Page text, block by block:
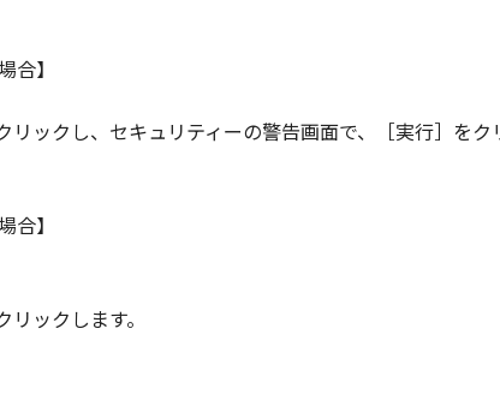
用許諾されます。キヤノン、キヤノンのライセンサー
いずれも、「本ソフトウェア」に関して、商品性およ
問わず一切しないものとします。
会社、キヤノンの関連会社、それらの販売代理店また
なる損害（逸失利益およびその他の派生的または付随
法で認められる限り、一切の責任を負わないものとしま
の関連会社、それらの販売代理店または販売店がかか
会社、キヤノンの関連会社、それらの販売代理店また
起因または関連してお客様と第三者との間に生じたい
ンをクリックした時点、または「本ソフトウェア」を
合】
ックし、セキュリティーの警告画面で、［実行］をク
合】
ックします。